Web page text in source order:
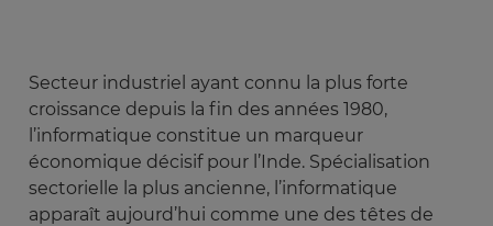
Secteur industriel ayant connu la plus forte
croissance depuis la fin des années 1980,
l’informatique constitue un marqueur
économique décisif pour l’Inde. Spécialisation
sectorielle la plus ancienne, l’informatique
apparaît aujourd’hui comme une des têtes de